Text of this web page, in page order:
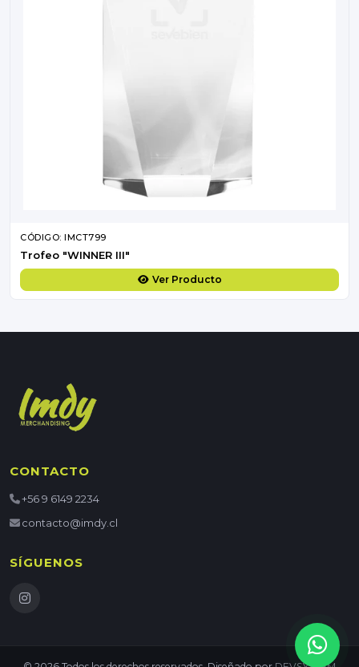
CÓDIGO: IMCT799
Trofeo "WINNER III"
Ver Producto
CONTACTO
+56 9 6149 2234
contacto@imdy.cl
SÍGUENOS